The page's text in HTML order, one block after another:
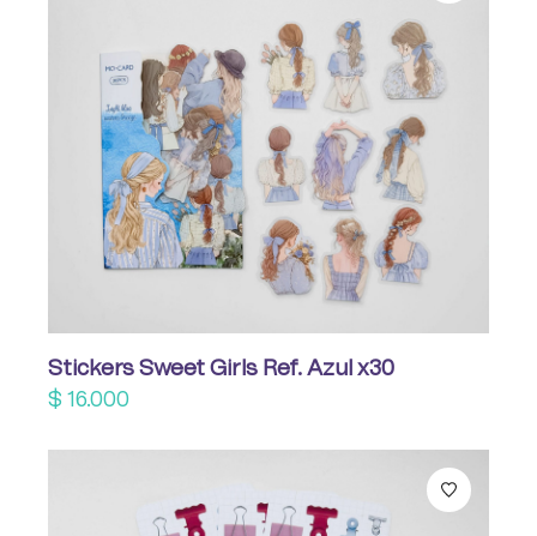
Stickers Sweet Girls Ref. Azul x30
$ 16.000